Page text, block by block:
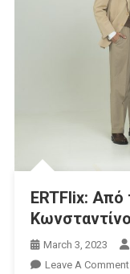
ERTFlix:
March 3, 2023
Leave A Comment